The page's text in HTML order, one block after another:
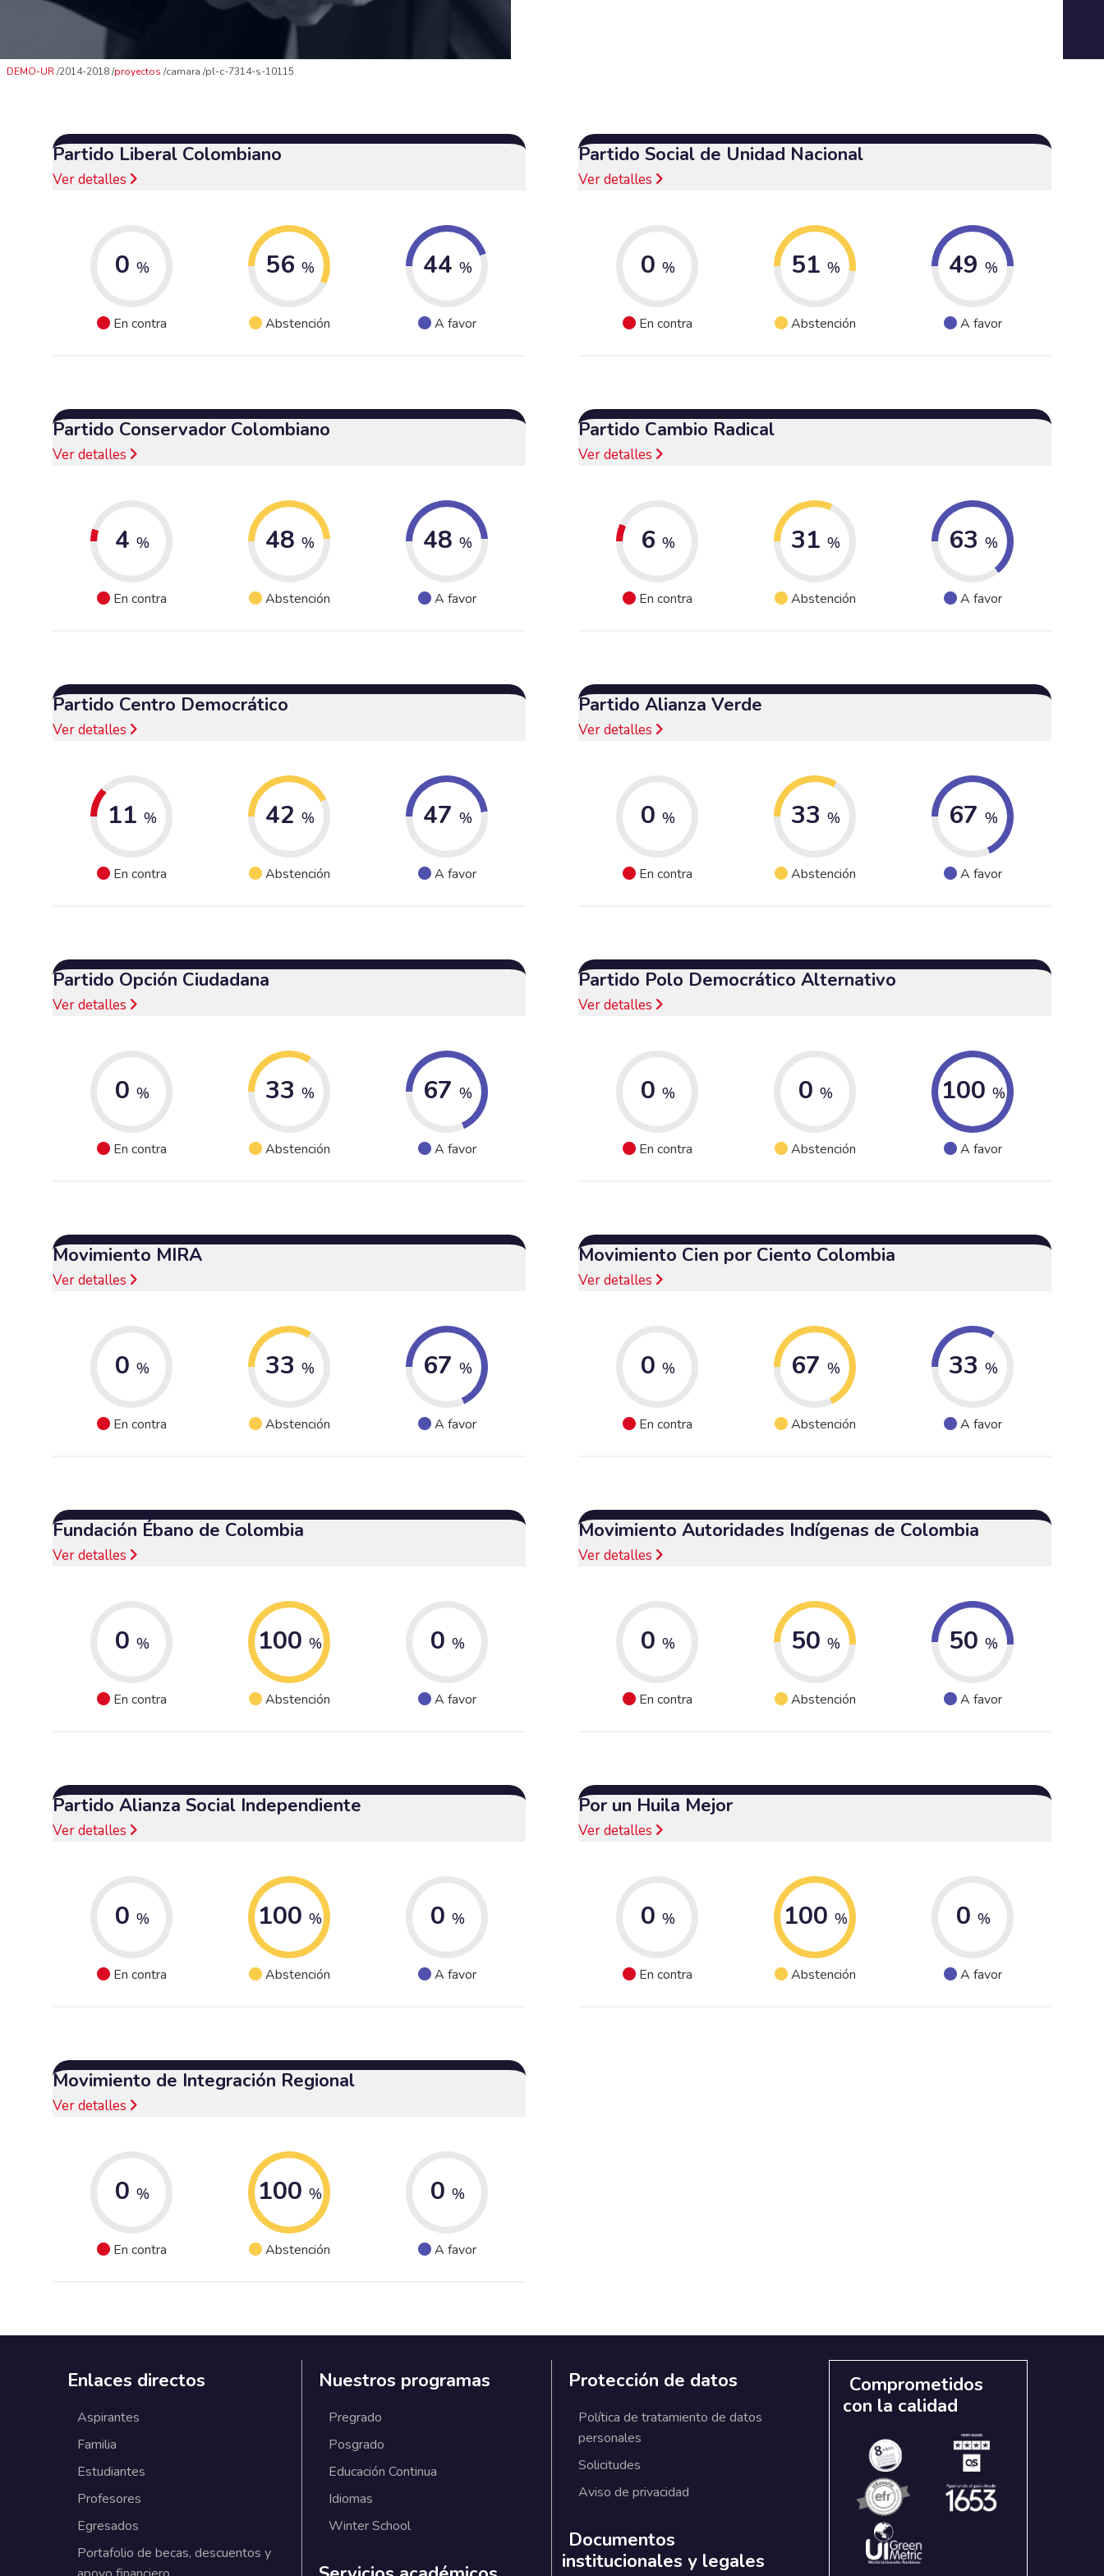
DEMO-UR 2014-2018 proyectos camara pl-c-7314-s-10115
Partido Liberal Colombiano
Ver detalles
0 %
En contra
56 %
Abstención
44 %
A favor
Partido Social de Unidad Nacional
Ver detalles
0 %
En contra
51 %
Abstención
49 %
A favor
Partido Conservador Colombiano
Ver detalles
4 %
En contra
48 %
Abstención
48 %
A favor
Partido Cambio Radical
Ver detalles
6 %
En contra
31 %
Abstención
63 %
A favor
Partido Centro Democrático
Ver detalles
11 %
En contra
42 %
Abstención
47 %
A favor
Partido Alianza Verde
Ver detalles
0 %
En contra
33 %
Abstención
67 %
A favor
Partido Opción Ciudadana
Ver detalles
0 %
En contra
33 %
Abstención
67 %
A favor
Partido Polo Democrático Alternativo
Ver detalles
0 %
En contra
0 %
Abstención
100 %
A favor
Movimiento MIRA
Ver detalles
0 %
En contra
33 %
Abstención
67 %
A favor
Movimiento Cien por Ciento Colombia
Ver detalles
0 %
En contra
67 %
Abstención
33 %
A favor
Fundación Ébano de Colombia
Ver detalles
0 %
En contra
100 %
Abstención
0 %
A favor
Movimiento Autoridades Indígenas de Colombia
Ver detalles
0 %
En contra
50 %
Abstención
50 %
A favor
Partido Alianza Social Independiente
Ver detalles
0 %
En contra
100 %
Abstención
0 %
A favor
Por un Huila Mejor
Ver detalles
0 %
En contra
100 %
Abstención
0 %
A favor
Movimiento de Integración Regional
Ver detalles
0 %
En contra
100 %
Abstención
0 %
A favor
Enlaces directos
Aspirantes
Familia
Estudiantes
Profesores
Egresados
Portafolio de becas, descuentos y
Nuestros programas
Pregrado
Posgrado
Educación Continua
Idiomas
Winter School
Protección de datos
Política de tratamiento de datos
personales
Solicitudes
Aviso de privacidad
Documentos
institucionales y legales
Comprometidos
con la calidad